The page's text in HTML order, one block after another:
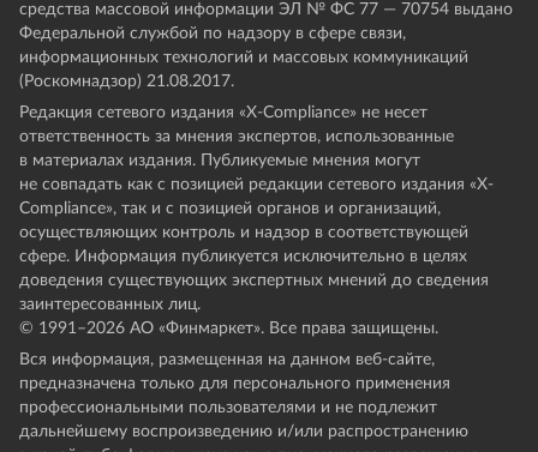
средства массовой информации ЭЛ № ФС 77 — 70754 выдано
Федеральной службой по надзору в сфере связи,
информационных технологий и массовых коммуникаций
(Роскомнадзор) 21.08.2017.
Редакция сетевого издания «X-Compliance» не несет
ответственность за мнения экспертов, использованные
в материалах издания. Публикуемые мнения могут
не совпадать как с позицией редакции сетевого издания «X-
Compliance», так и с позицией органов и организаций,
осуществляющих контроль и надзор в соответствующей
сфере. Информация публикуется исключительно в целях
доведения существующих экспертных мнений до сведения
заинтересованных лиц.
© 1991–2026 АО «Финмаркет». Все права защищены.
Вся информация, размещенная на данном веб-сайте,
предназначена только для персонального применения
профессиональными пользователями и не подлежит
дальнейшему воспроизведению и/или распространению